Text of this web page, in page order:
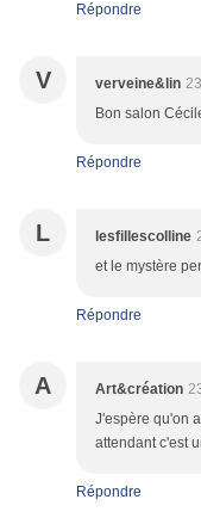
Répondre
V verveine&lin
Bon salon
Répondre
L lesfillescolline
et le mystère
Répondre
A Art&création
J'espère qu'on
attendant c'est
Répondre